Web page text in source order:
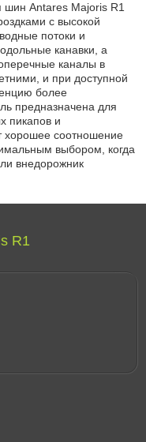
R1
шин Antares Majoris R1
с высокой
потоки и
канавки, а
каналы в
и при доступной
более
предназначена для
пикапов и
хорошее соотношение
выбором, когда
внедорожник